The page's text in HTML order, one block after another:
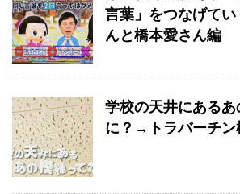
言葉」をつなげて
んと橋本愛さん編
学校の天井にある
に？→トラバーチン